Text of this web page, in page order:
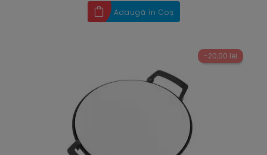
Adaugă în Coș
-20,00 lei